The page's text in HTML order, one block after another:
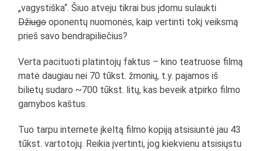
„vagystiška“. Šiuo atveju tikrai bus įdomu sulaukti
Džiugooponentų nuomonės, kaip vertinti tokį veiksmą
prieš savo bendrapiliečius?
Verta pacituoti platintojų faktus – kino teatruose filmą
matė daugiau nei 70 tūkst. žmonių, t.y. pajamos iš
bilietų sudaro ~700 tūkst. litų, kas beveik atpirko filmo
gamybos kaštus.
Tuo tarpu internete įkeltą filmo kopiją atsisiuntė jau 43
tūkst. vartotojų. Reikia įvertinti, jog kiekvienu atsisiųstu